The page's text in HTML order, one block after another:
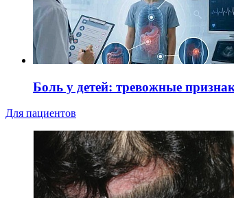
Боль у детей: тревожные
Для пациентов